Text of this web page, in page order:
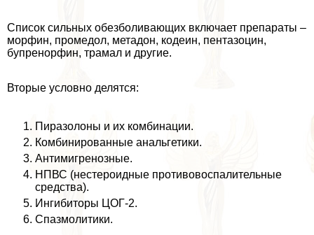
Список сильных обезболивающих включает препараты –
морфин, промедол, метадон, кодеин, пентазоцин,
бупренорфин, трамал и другие.
Вторые условно делятся:
Пиразолоны и их комбинации.
Комбинированные aнaльгетики.
Антимигренозные.
НПВС (нестероидные противовоспалительные
средства).
Ингибиторы ЦОГ-2.
Спазмолитики.